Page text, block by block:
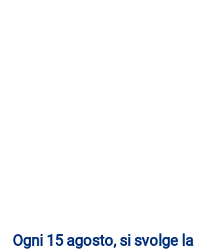
Ogni 15 agosto, si svolge la